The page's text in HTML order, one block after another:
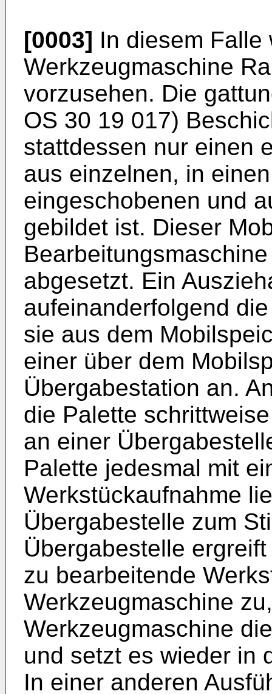
[0003] In diesem
Werkzeugmaschine
vorzusehen. Die
OS 30 19 017)
stattdessen nur einen
aus einzelnen, in
eingeschobenen und
gebildet ist. Dieser
abgesetzt. Ein
aufeinanderfolgend
sie aus dem
einer über dem
Übergabestation an.
die Palette
an einer
Palette jedesmal mit
Werkstückaufnahme
Übergabestelle zum
Übergabestelle
zu bearbeitende
Werkzeugmaschine
Werkzeugmaschine
und setzt es wieder in
In einer anderen